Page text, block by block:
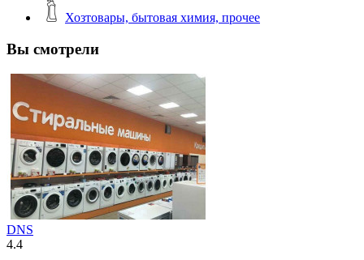
Хозтовары, бытовая химия, прочее
Вы смотрели
DNS
4.4